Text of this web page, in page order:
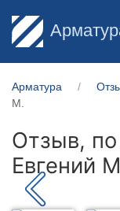
Арматура
М.
Отзыв,
Евгений